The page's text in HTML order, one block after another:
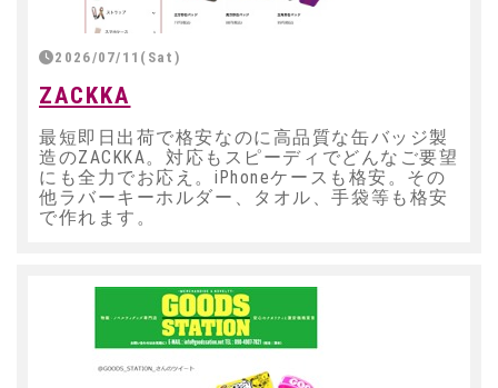
2026/07/11(Sat)
ZACKKA
最短即日出荷で格安なのに高品質な缶バッジ製
造のZACKKA。対応もスピーディでどんなご要望
にも全力でお応え。iPhoneケースも格安。その
他ラバーキーホルダー、タオル、手袋等も格安
で作れます。